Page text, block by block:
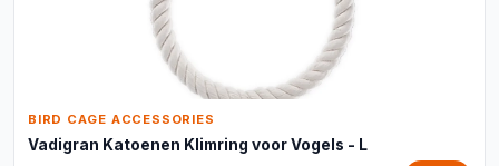
BIRD CAGE ACCESSORIES
Vadigran Katoenen Klimring voor Vogels - L